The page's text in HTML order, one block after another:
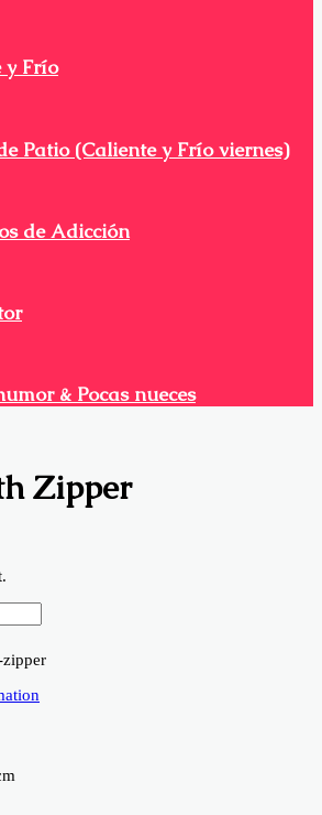
y Frío
Patio (Caliente y Frío viernes)
de Adicción
& Pocas nueces
Zipper